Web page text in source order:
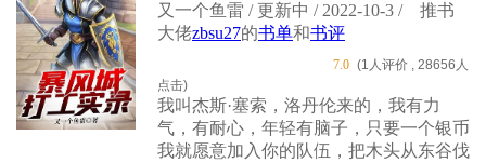
又一个鱼雷 / 更新中 / 2022-10-3 /
推书
大佬zbsu27的书单和书评
7.0 (1人评价 , 28656人
点击)
我叫杰斯·塞索，洛丹伦来的，我有力
气，有耐心，年轻有脑子，只要一个银币
我就愿意加入你的队伍，把木头从东谷伐